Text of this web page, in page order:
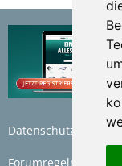
Forumregeln